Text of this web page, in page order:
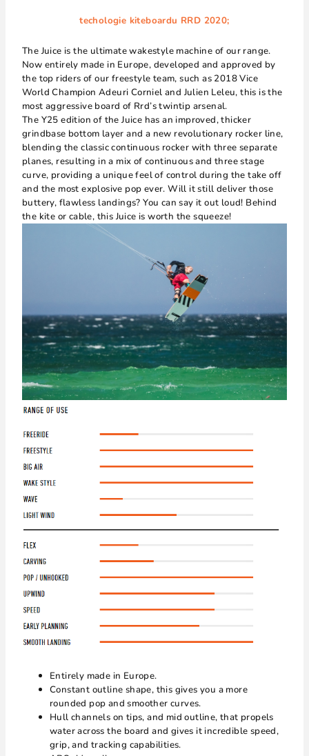
techologie kiteboardu RRD 2020;
The Juice is the ultimate wakestyle machine of our range.
Now entirely made in Europe, developed and approved by
the top riders of our freestyle team, such as 2018 Vice
World Champion Adeuri Corniel and Julien Leleu, this is the
most aggressive board of Rrd’s twintip arsenal.
The Y25 edition of the Juice has an improved, thicker
grindbase bottom layer and a new revolutionary rocker line,
blending the classic continuous rocker with three separate
planes, resulting in a mix of continuous and three stage
curve, providing a unique feel of control during the take off
and the most explosive pop ever. Will it still deliver those
buttery, flawless landings? You can say it out loud! Behind
the kite or cable, this Juice is worth the squeeze!
Entirely made in Europe.
Constant outline shape, this gives you a more
rounded pop and smoother curves.
Hull channels on tips, and mid outline, that propels
water across the board and gives it incredible speed,
grip, and tracking capabilities.